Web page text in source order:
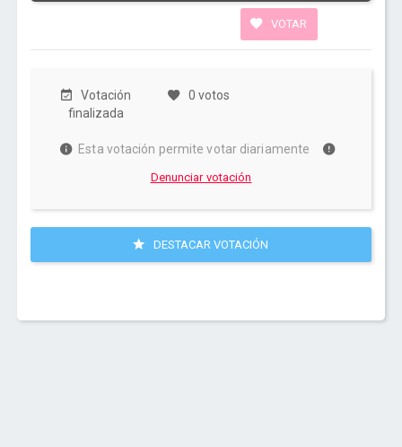
VOTAR
Votación
finalizada
0 votos
Esta votación permite votar diariamente
Denunciar votación
DESTACAR VOTACIÓN